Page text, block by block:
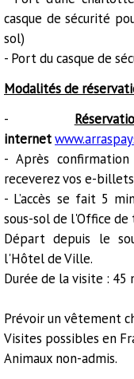
casque de sécurité
sol)
- Port du casque de
Modalités de
-
internet
- Après
receverez vos e-
- L’accès se fait 5
sous-sol de l'Office de
Départ depuis le
l'Hôtel de Ville.
Durée de la visite : 45
Prévoir un vêtement
Visites possibles en
Animaux non-admis.